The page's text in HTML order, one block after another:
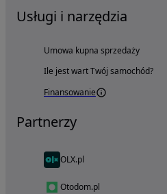
Usługi i narzędzia
Umowa kupna sprzedaży
Ile jest wart Twój samochód?
Finansowanie
Partnerzy
OLX.pl
Otodom.pl